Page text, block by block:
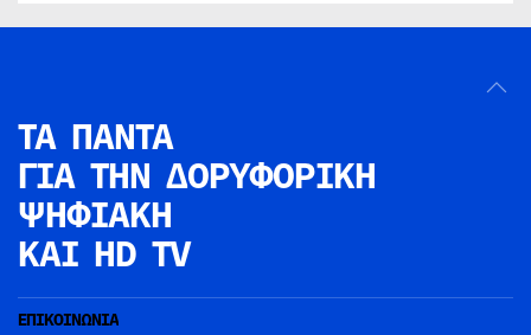
ΤΑ ΠΑΝΤΑ
ΓΙΑ ΤΗΝ ΔΟΡΥΦΟΡΙΚΗ
ΨΗΦΙΑΚΗ
ΚΑΙ HD TV
ΕΠΙΚΟΙΝΩΝΙΑ